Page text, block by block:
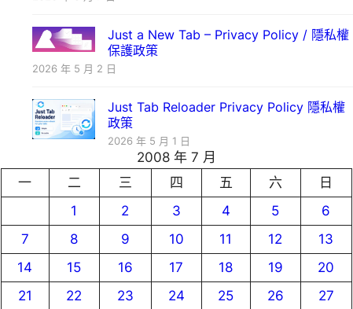
Just a New Tab – Privacy Policy / 隱私權
保護政策
2026 年 5 月 2 日
Just Tab Reloader Privacy Policy 隱私權
政策
2026 年 5 月 1 日
2008 年 7 月
一
二 三 四 五 六
日
1
2 3 4 5
6
7
8 9 10 11 12
13
14
15 16 17 18 19
20
21
22 23 24 25 26
27